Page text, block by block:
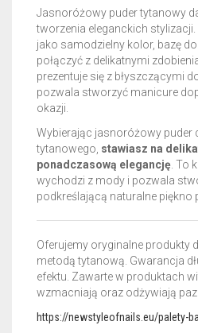
Jasnoróżowy puder tytanowy
tworzenia eleganckich
jako samodzielny kolor, bazę
połączyć z delikatnymi
prezentuje się z błyszczącymi
pozwala stworzyć manicure
okazji.
Wybierając jasnoróżowy puder
tytanowego, stawiasz na
ponadczasową elegancję . To
wychodzi z mody i pozwala
podkreślającą naturalne piękno
Oferujemy oryginalne produkty
metodą tytanową. Gwarancja
efektu. Zawarte w produktach
wzmacniają oraz odżywiają
https://newstyleofnails.eu/palety-